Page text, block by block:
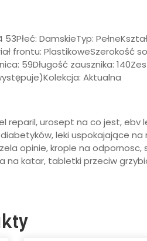
DamskieTyp:
frontu: PlastikoweSzerokość
59Długość zausznika:
Aktualna
urosept na co jest, ebv
leki uspokajające
opinie, krople na odpornosc,
na katar, tabletki przeciw